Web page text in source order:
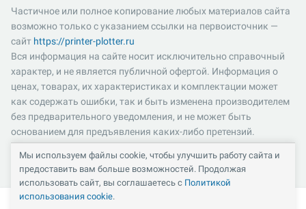
Частичное или полное копирование любых материалов сайта
возможно только с указанием ссылки на первоисточник —
сайт https://printer-plotter.ru
Вся информация на сайте носит исключительно справочный
характер, и не является публичной офертой. Информация о
ценах, товарах, их характеристиках и комплектации может
как содержать ошибки, так и быть изменена производителем
без предварительного уведомления, и не может быть
основанием для предъявления каких-либо претензий.
Пожалуйста, уточняйте существенные для вас характеристики
и компоненты комплектации товаров. Все цены указаны в
российских рублях и включают в себя НДС 22%.
Мы используем файлы cookie, чтобы улучшить работу сайта и
предоставить вам больше возможностей. Продолжая
использовать сайт, вы соглашаетесь с Политикой
использования cookie.